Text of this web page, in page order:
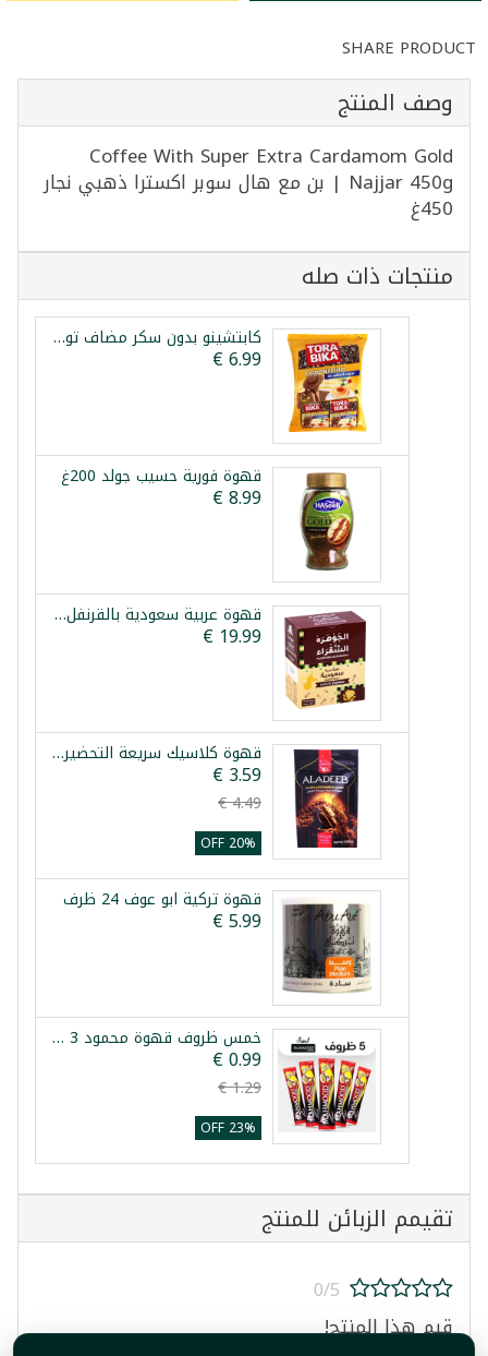
SHARE PRODUCT
وصف المنتج
Coffee With Super Extra Cardamom Gold
Najjar 450g | بن مع هال سوبر اكسترا ذهبي نجار
450غ
منتجات ذات صله
كابتشينو بدون سكر مضاف توربيكا 20 ظرف
قهوة فورية حسيب جولد 200غ
قهوة عربية سعودية بالقرنفل الجوهرة 10 ظروف
قهوة كلاسيك سريعة التحضير الاديب 100غ
20% OFF
قهوة تركية ابو عوف 24 ظرف
خمس ظروف قهوة محمود 3 في 1
23% OFF
تقيمم الزبائن للمنتج
0/5
قيم هذا المنتج!